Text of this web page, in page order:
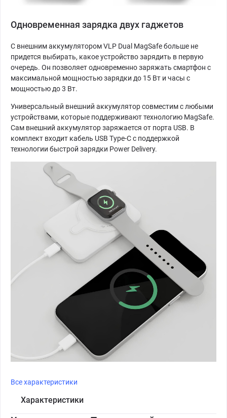
Одновременная зарядка двух гаджетов
С внешним аккумулятором VLP Dual MagSafe больше не
придется выбирать, какое устройство зарядить в первую
очередь. Он позволяет одновременно заряжать смартфон с
максимальной мощностью зарядки до 15 Вт и часы с
мощностью до 3 Вт.
Универсальный внешний аккумулятор совместим с любыми
устройствами, которые поддерживают технологию MagSafe.
Сам внешний аккумулятор заряжается от порта USB. В
комплект входит кабель USB Type-C с поддержкой
технологии быстрой зарядки Power Delivery.
Все характеристики
Характеристики